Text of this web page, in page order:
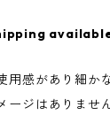
感があり細か
ージはありません